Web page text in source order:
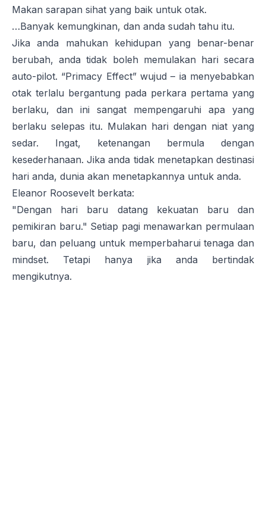
Makan sarapan sihat yang baik untuk otak.
…Banyak kemungkinan, dan anda sudah tahu itu.
Jika anda mahukan kehidupan yang benar-benar
berubah, anda tidak boleh memulakan hari secara
auto-pilot. “Primacy Effect”wujud – ia menyebabkan
otak terlalu bergantung pada perkara pertama yang
berlaku, dan ini sangat mempengaruhi apa yang
berlaku selepas itu. Mulakan hari dengan niat yang
sedar. Ingat, ketenangan bermula dengan
kesederhanaan. Jika anda tidak menetapkan destinasi
hari anda, dunia akan menetapkannya untuk anda.
Eleanor Roosevelt berkata:
"Dengan hari baru datang kekuatan baru dan
pemikiran baru." Setiap pagi menawarkan permulaan
baru, dan peluang untuk memperbaharui tenaga dan
mindset. Tetapi hanya jika anda bertindak
mengikutnya.